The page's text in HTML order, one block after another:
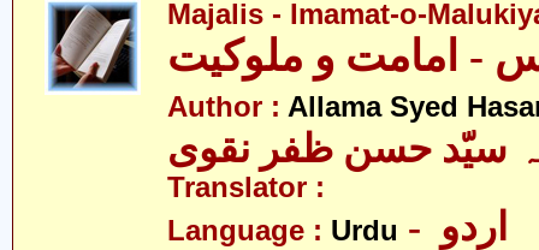
Majalis - Imamat-o-
Author : Allama Syed
سیّد حسن ظفر نقوی
Translator :
Language : Urdu